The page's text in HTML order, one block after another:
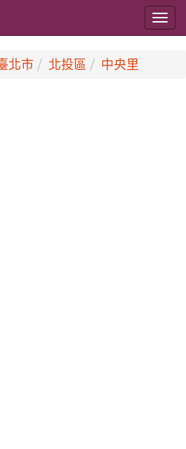
北市 北投區 中央里